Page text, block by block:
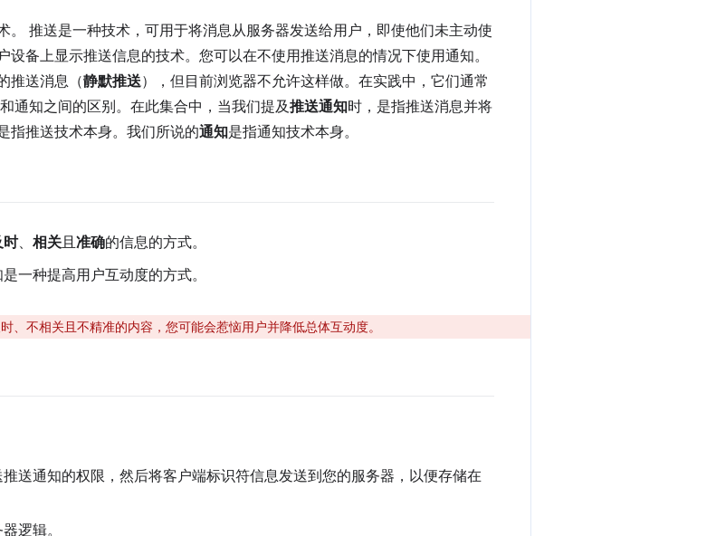
。 推送是一种技术，可用于将消息从服务器发送给用户，即使他们未主动使
备上显示推送信息的技术。您可以在不使用推送消息的情况下使用通知。
推送消息（静默推送），但目前浏览器不允许这样做。在实践中，它们通常
通知之间的区别。在此集合中，当我们提及推送通知时，是指推送消息并将
指推送技术本身。我们所说的通知是指通知技术本身。
时、 相关且 准确的信息的方式。
一种提高用户互动度的方式。
、不相关且不精准的内容，您可能会惹恼用户并降低总体互动度。
送通知的权限，然后将客户端标识符信息发送到您的服务器，以便存储在
逻辑。